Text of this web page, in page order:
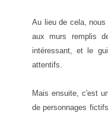
Au lieu de cela, nous
aux murs remplis
intéressant, et le
attentifs.
Mais ensuite, c'est
de personnages